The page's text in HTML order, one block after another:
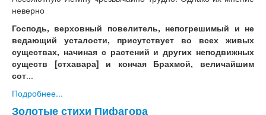
Господь, верховный повелитель, непогрешимый и не
ведающий усталости, присутствует во всех живых
существах, начиная с растений и других неподвижных
существ [стхавара] и кончая Брахмой, величайшим
сот...
Подробнее...
Золотые стихи Пифагора